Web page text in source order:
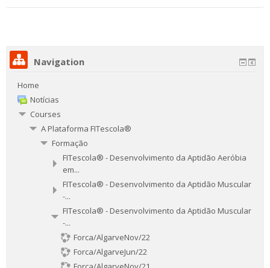
Navigation
Home
Notícias
Courses
A Plataforma FITescola®
Formação
FITescola® - Desenvolvimento da Aptidão Aeróbia
em...
FITescola® - Desenvolvimento da Aptidão Muscular
-...
FITescola® - Desenvolvimento da Aptidão Muscular
-...
Forca/AlgarveNov/22
Forca/AlgarveJun/22